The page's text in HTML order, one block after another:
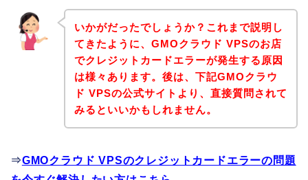
いかがだったでしょうか？これまで説明し
てきたように、GMOクラウド VPSのお店
でクレジットカードエラーが発生する原因
は様々あります。後は、下記GMOクラウ
ド VPSの公式サイトより、直接質問されて
みるといいかもしれません。
⇒GMOクラウド VPSのクレジットカードエラーの問題